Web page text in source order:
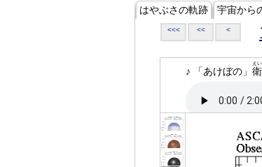
はやぶさの軌跡 宇宙から
<<< << <
♪ 「あけぼの」
え